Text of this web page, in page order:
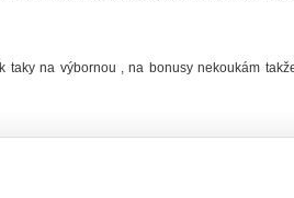
taky na výbornou , na bonusy nekoukám